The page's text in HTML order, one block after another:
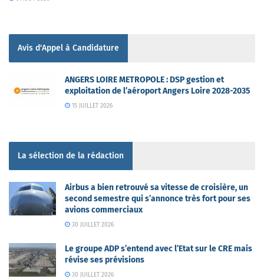
Avis d'Appel à Candidature
ANGERS LOIRE METROPOLE : DSP gestion et
exploitation de l’aéroport Angers Loire 2028-2035
15 JUILLET 2026
La sélection de la rédaction
Airbus a bien retrouvé sa vitesse de croisière, un
second semestre qui s’annonce très fort pour ses
avions commerciaux
30 JUILLET 2026
Le groupe ADP s’entend avec l’Etat sur le CRE mais
révise ses prévisions
30 JUILLET 2026